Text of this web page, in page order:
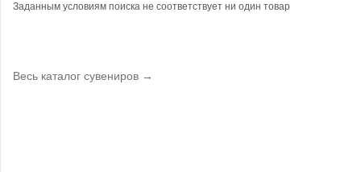
Заданным условиям поиска не соответствует ни один товар
Весь каталог сувениров →